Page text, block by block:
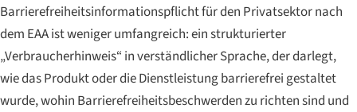
Barrierefreiheitsinformationspflicht für den Privatsektor nach
dem EAA ist weniger umfangreich: ein strukturierter
„Verbraucherhinweis“ in verständlicher Sprache, der darlegt,
wie das Produkt oder die Dienstleistung barrierefrei gestaltet
wurde, wohin Barrierefreiheitsbeschwerden zu richten sind und